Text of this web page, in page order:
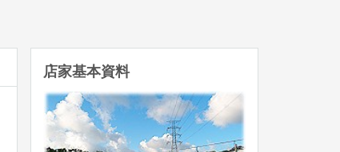
店家基本資料